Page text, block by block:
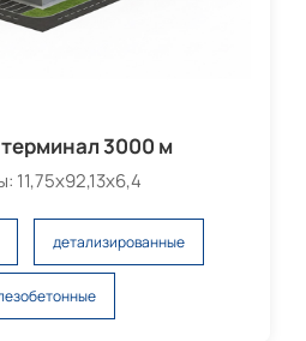
3000 м
11,75х92,13х6,4
детализированные